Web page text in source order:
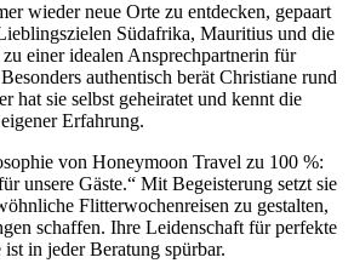
wieder neue Orte zu entdecken, gepaart
Südafrika, Mauritius und die
einer idealen Ansprechpartnerin für
authentisch berät Christiane rund
hat sie selbst geheiratet und kennt die
Erfahrung.
von Honeymoon Travel zu 100 %:
unsere Gäste.“ Mit Begeisterung setzt sie
Flitterwochenreisen zu gestalten,
schaffen. Ihre Leidenschaft für perfekte
in jeder Beratung spürbar.